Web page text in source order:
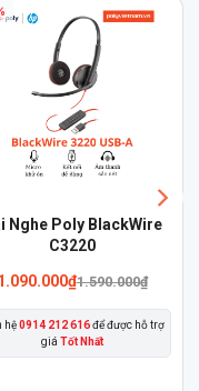
-17%
Tai nghe Poly BlackWire
3315 Microsoft Teams
2.490.000₫2.990.000
Liên hệ 0914 212 616để được hỗ trợ
giá Tốt Nhất
Sản
này
nhiều
biến